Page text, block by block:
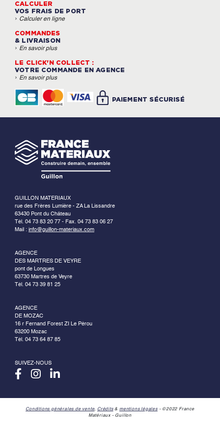
CALCULER
VOS FRAIS DE PORT
› Calculer en ligne
COMMANDES
& LIVRAISON
› En savoir plus
LE CLICK'N COLLECT :
VOTRE COMMANDE EN AGENCE
› En savoir plus
PAIEMENT SÉCURISÉ
GUILLON MATERIAUX
rue des Frères Lumière - ZA La Lissandre
63430 Pont du Château
Tél. 04 73 83 20 77 - Fax. 04 73 83 06 27
Mail : info@guillon-materiaux.com
AGENCE
DES MARTRES DE VEYRE
pont de Longues
63730 Martres de Veyre
Tél. 04 73 39 81 25
AGENCE
DE MOZAC
16 r Fernand Forest ZI Le Pérou
63200 Mozac
Tél. 04 73 64 87 85
SUIVEZ-NOUS
Conditions générales de vente, Crédits& mentions légales- ©2022 France
Matériaux - Guillon